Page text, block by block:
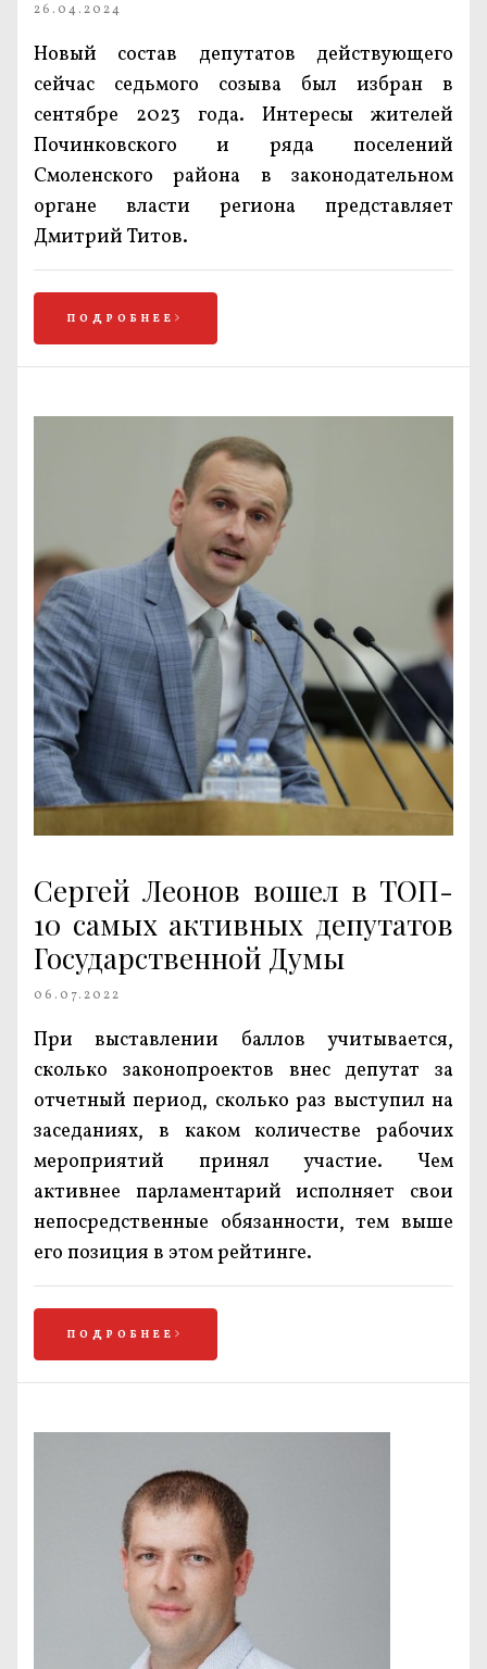
26.04.2024
Новый состав депутатов действующего
сейчас седьмого созыва был избран в
сентябре 2023 года. Интересы жителей
Починковского и ряда поселений
Смоленского района в законодательном
органе власти региона представляет
Дмитрий Титов.
ПОДРОБНЕЕ
Сергей Леонов вошел в ТОП-
10 самых активных депутатов
Государственной Думы
06.07.2022
При выставлении баллов учитывается,
сколько законопроектов внес депутат за
отчетный период, сколько раз выступил на
заседаниях, в каком количестве рабочих
мероприятий принял участие. Чем
активнее парламентарий исполняет свои
непосредственные обязанности, тем выше
его позиция в этом рейтинге.
ПОДРОБНЕЕ